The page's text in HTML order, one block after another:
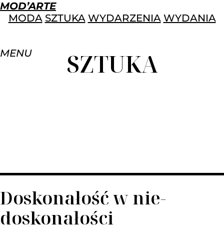
MOD’ARTE
MODA SZTUKA WYDARZENIA WYDANIA
MENU SZTUKA
Doskonałość w nie-
doskonałości